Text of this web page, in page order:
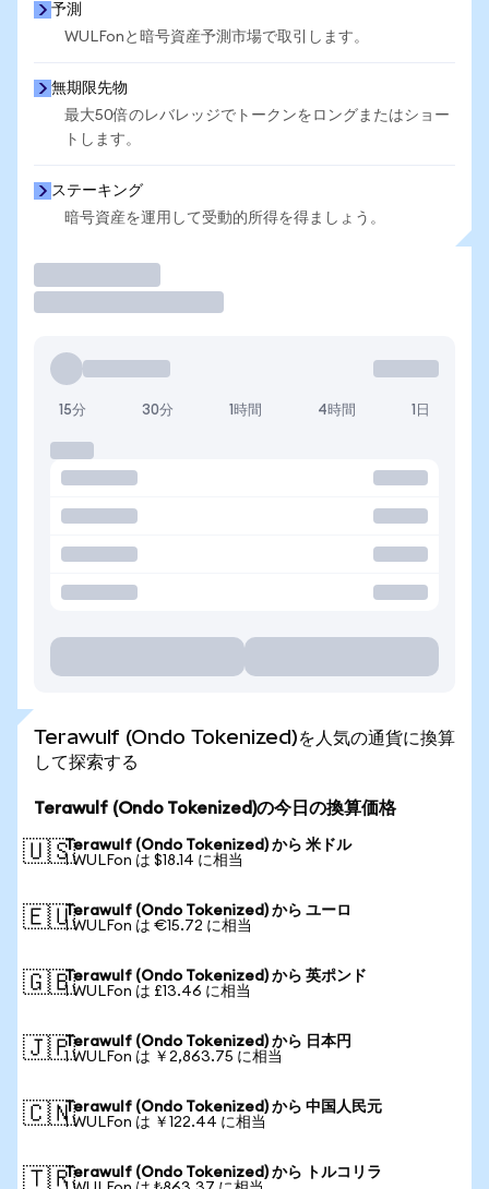
予測
WULFonと暗号資産予測市場で取引します。
無期限先物
最大50倍のレバレッジでトークンをロングまたはショー
トします。
ステーキング
暗号資産を運用して受動的所得を得ましょう。
15分 30分 1時間 4時間 1日
Terawulf (Ondo Tokenized)を人気の通貨に換算
して探索する
Terawulf (Ondo Tokenized)の今日の換算価格
🇺🇸Terawulf (Ondo Tokenized) から 米ドル
1 WULFon は $18.14 に相当
🇪🇺Terawulf (Ondo Tokenized) から ユーロ
1 WULFon は €15.72 に相当
🇬🇧Terawulf (Ondo Tokenized) から 英ポンド
1 WULFon は £13.46 に相当
🇯🇵Terawulf (Ondo Tokenized) から 日本円
1 WULFon は ￥2,863.75 に相当
🇨🇳Terawulf (Ondo Tokenized) から 中国人民元
1 WULFon は ￥122.44 に相当
🇹🇷Terawulf (Ondo Tokenized) から トルコリラ